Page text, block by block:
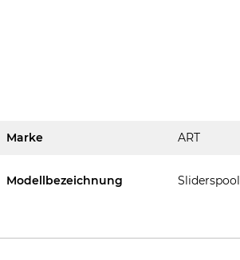
Marke ART
Modellbezeichnung Sliderspool